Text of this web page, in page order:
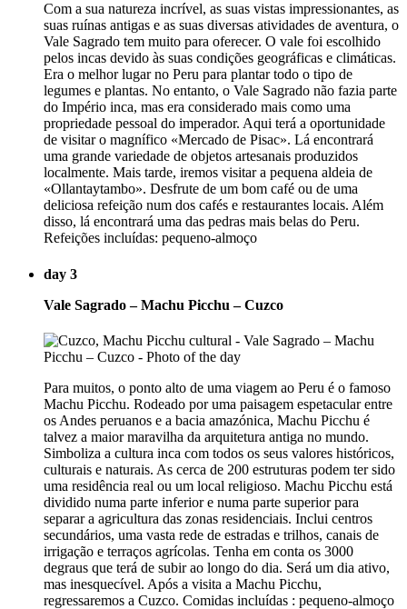
Com a sua natureza incrível, as suas vistas impressionantes, as
suas ruínas antigas e as suas diversas atividades de aventura, o
Vale Sagrado tem muito para oferecer. O vale foi escolhido
pelos incas devido às suas condições geográficas e climáticas.
Era o melhor lugar no Peru para plantar todo o tipo de
legumes e plantas. No entanto, o Vale Sagrado não fazia parte
do Império inca, mas era considerado mais como uma
propriedade pessoal do imperador. Aqui terá a oportunidade
de visitar o magnífico «Mercado de Pisac». Lá encontrará
uma grande variedade de objetos artesanais produzidos
localmente. Mais tarde, iremos visitar a pequena aldeia de
«Ollantaytambo». Desfrute de um bom café ou de uma
deliciosa refeição num dos cafés e restaurantes locais. Além
disso, lá encontrará uma das pedras mais belas do Peru.
Refeições incluídas: pequeno-almoço
day 3
Vale Sagrado – Machu Picchu – Cuzco
Para muitos, o ponto alto de uma viagem ao Peru é o famoso
Machu Picchu. Rodeado por uma paisagem espetacular entre
os Andes peruanos e a bacia amazónica, Machu Picchu é
talvez a maior maravilha da arquitetura antiga no mundo.
Simboliza a cultura inca com todos os seus valores históricos,
culturais e naturais. As cerca de 200 estruturas podem ter sido
uma residência real ou um local religioso. Machu Picchu está
dividido numa parte inferior e numa parte superior para
separar a agricultura das zonas residenciais. Inclui centros
secundários, uma vasta rede de estradas e trilhos, canais de
irrigação e terraços agrícolas. Tenha em conta os 3000
degraus que terá de subir ao longo do dia. Será um dia ativo,
mas inesquecível. Após a visita a Machu Picchu,
regressaremos a Cuzco. Comidas incluídas : pequeno-almoço